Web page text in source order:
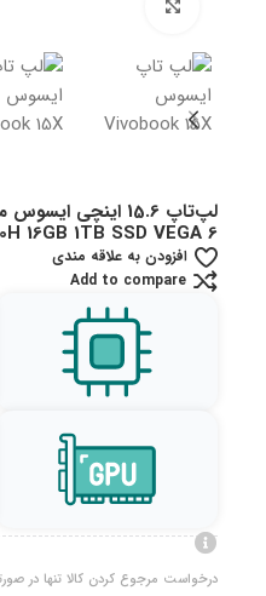
16GB 1TB SSD VEGA 6
افزودن به علاقه مندی
Add to compare
درخواست مرجوع کردن کالا تنها در